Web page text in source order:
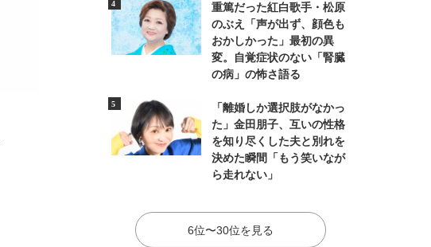
重篤だった紅白歌手・松原
のぶえ「声が出ず、顔色も
おかしかった」最初の異
変。自覚症状のない「腎臓
の病」の怖さ語る
「離婚しか選択肢がなかっ
た」金田朋子、互いの性格
を知り尽くした夫と別れを
決めた瞬間「もう笑いなが
ら走れない」
6位〜30位を見る